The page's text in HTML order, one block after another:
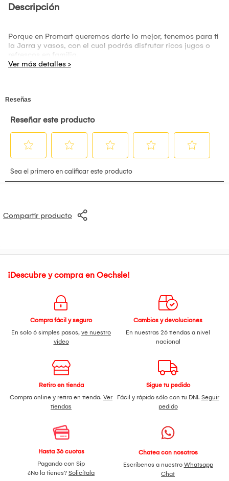
Descripción
Porque en Promart queremos darte lo mejor, tenemos para ti
la Jarra y vasos, con el cual podrás disfrutar ricos jugos o
refrescos en familia.
Compartir producto
¡Descubre y compra en Oechsle!
Compra fácil y seguro
En solo 6 simples pasos, ve nuestro
video
Cambios y devoluciones
En nuestras 26 tiendas a nivel
nacional
Retiro en tienda
Compra online y retira en tienda. Ver
tiendas
Sigue tu pedido
Fácil y rápido sólo con tu DNI. Seguir
pedido
Hasta 36 cuotas
Pagando con Sip
¿No la tienes? Solicítala
Chatea con nosotros
Escríbenos a nuestro Whatsapp
Chat